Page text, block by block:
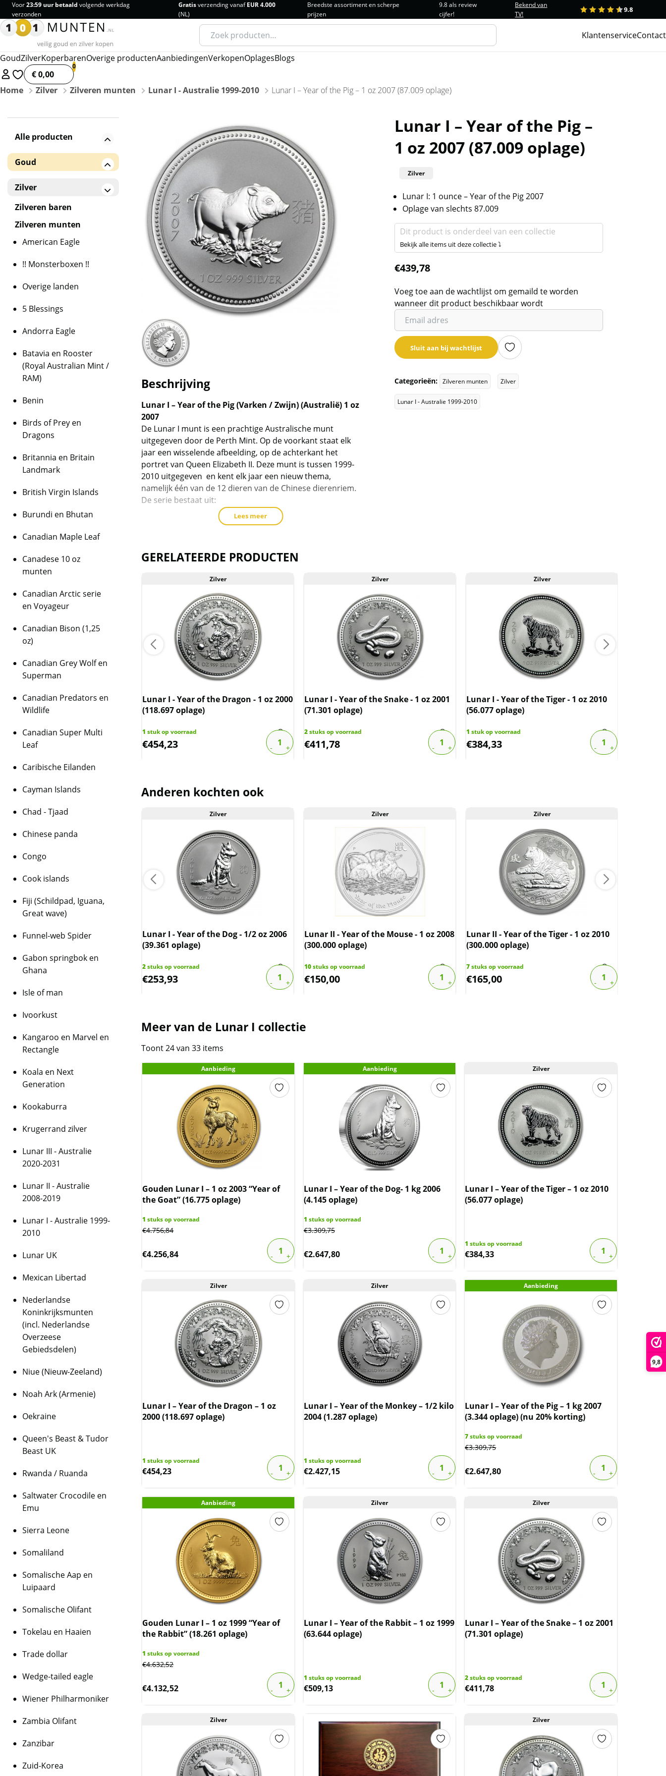
9,8
Voor23:59 uur betaald volgende werkdag
verzonden
Gratisverzending vanafEUR 4.000
(NL)
Breedste assortiment en scherpe
prijzen
9.8 als review
cijfer!
Bekend van
TV!
1 2 3 4 5 9.8
Zoeken
naar:
KlantenserviceContact
GoudZilverKoperbarenOverige productenAanbiedingenVerkopenOplagesBlogs
€ 0,00
Home
Zilver Zilveren munten Lunar I - Australie 1999-2010 Lunar I – Year of the Pig – 1 oz 2007 (87.009 oplage)
Beschrijving
Lunar I – Year of the Pig (Varken / Zwijn) (Australië) 1 oz
2007
De Lunar I munt is een prachtige Australische munt
uitgegeven door de Perth Mint. Op de voorkant staat elk
jaar een wisselende afbeelding, op de achterkant het
portret van Queen Elizabeth II. Deze munt is tussen 1999-
2010 uitgegeven en kent elk jaar een nieuw thema,
namelijk één van de 12 dieren van de Chinese dierenriem.
De serie bestaat uit:
1999: Konijn – oplage van 63.644
2002: Paard – oplage van 99.632
2004: Aap – oplage van 105.680
2005: Haan – oplage van 92.691
2006: Hond – oplage van 98.825
2007: Zwijn – oplage van 87.009
2008: Muis – oplage van 59.623
2009: Os – oplage van 52.267
2010: Tijger – oplage van 56.077
Naast de Lunar I serie, is er ook de Lunar II serie. Deze
wordt vanaf 2008 uitgegeven. De 1 oz Lunar II munten
worden uitgegeven in een jaarlijkse oplage van 300.000.
Levering
Kwaliteit
Doordat de munten in een originele muntcapsule worden
Dit product wordt onder de margeregel verhandeld. Dit
behalen op dit product. De btw mag hierdoor door ons
niet op de factuur vermeld worden. De prijs op de website
is inclusief btw.
Lees meer
Lunar I – Year of the Pig –
1 oz 2007 (87.009 oplage)
Zilver
Lunar I: 1 ounce – Year of the Pig 2007
Oplage van slechts 87.009
Dit product is onderdeel van een collectie
Bekijk alle items uit deze collectie ⤵
€439,78
Voeg toe aan de wachtlijst om gemaild te worden
wanneer dit product beschikbaar wordt
Vul
je
email
adres
om
wachtlijst
Sluit aan bij wachtlijst
Categorieën: Zilveren munten Zilver
Lunar I - Australie 1999-2010
GERELATEERDE PRODUCTEN
I - Year of the Dragon - 1/2 oz
oplage)
voorraad
Zilver
Lunar I - Year of the Dragon - 1 oz 2000
(118.697 oplage)
1 stuk op voorraad
€454,23
Zilver
Lunar I - Year of the Snake - 1 oz 2001
(71.301 oplage)
2stuks op voorraad
€411,78
Zilver
Lunar I - Year of the Tiger - 1 oz 2010
(56.077 oplage)
1 stuk op voorraad
€384,33
Anderen kochten ook
Zilver
II - Year of the Dragon - 1 oz
voorraad
Zilver
Lunar I - Year of the Dog - 1/2 oz 2006
(39.361 oplage)
2stuks op voorraad
€253,93
Zilver
Lunar II - Year of the Mouse - 1 oz 2008
(300.000 oplage)
10stuks op voorraad
€150,00
Zilver
Lunar II - Year of the Tiger - 1 oz 2010
(300.000 oplage)
7stuks op voorraad
€165,00
Meer van de Lunar I collectie
Toont 24 van 33 items
Aanbieding
Gouden Lunar I – 1 oz 2003 “Year of
the Goat” (16.775 oplage)
1 stuks op voorraad
€4.756,84
€4.256,84
Aanbieding
Lunar I – Year of the Dog- 1 kg 2006
(4.145 oplage)
1 stuks op voorraad
€3.309,75
€2.647,80
Zilver
Lunar I – Year of the Tiger – 1 oz 2010
(56.077 oplage)
1 stuks op voorraad
€384,33
Zilver
Lunar I – Year of the Dragon – 1 oz
2000 (118.697 oplage)
1 stuks op voorraad
€454,23
Zilver
Lunar I – Year of the Monkey – 1/2 kilo
2004 (1.287 oplage)
1 stuks op voorraad
€2.427,15
Aanbieding
Lunar I – Year of the Pig – 1 kg 2007
(3.344 oplage) (nu 20% korting)
7stuks op voorraad
€3.309,75
€2.647,80
Aanbieding
Gouden Lunar I – 1 oz 1999 “Year of
the Rabbit” (18.261 oplage)
1 stuks op voorraad
€4.632,52
€4.132,52
Zilver
Lunar I – Year of the Rabbit – 1 oz 1999
(63.644 oplage)
1 stuks op voorraad
€509,13
Zilver
Lunar I – Year of the Snake – 1 oz 2001
(71.301 oplage)
2stuks op voorraad
€411,78
Zilver Zilver
Alle producten
Goud
Gouden baren
Zilver
Zilveren baren
Zilveren munten
American Eagle
!! Monsterboxen !!
Overige landen
5 Blessings
Andorra Eagle
Batavia en Rooster
(Royal Australian Mint /
RAM)
Benin
Birds of Prey en
Dragons
Britannia en Britain
Landmark
British Virgin Islands
Burundi en Bhutan
Canadian Maple Leaf
Canadese 10 oz
munten
Canadian Arctic serie
en Voyageur
Canadian Bison (1,25
oz)
Canadian Grey Wolf en
Superman
Canadian Predators en
Wildlife
Canadian Super Multi
Leaf
Caribische Eilanden
Cayman Islands
Chad - Tjaad
Chinese panda
Congo
Cook islands
Fiji (Schildpad, Iguana,
Great wave)
Funnel-web Spider
Gabon springbok en
Ghana
Isle of man
Ivoorkust
Kangaroo en Marvel en
Rectangle
Koala en Next
Generation
Kookaburra
Krugerrand zilver
Lunar III - Australie
2020-2031
Lunar II - Australie
2008-2019
Lunar I - Australie 1999-
2010
Lunar UK
Mexican Libertad
Nederlandse
Koninkrijksmunten
(incl. Nederlandse
Overzeese
Gebiedsdelen)
Niue (Nieuw-Zeeland)
Noah Ark (Armenie)
Oekraine
Queen's Beast & Tudor
Beast UK
Rwanda / Ruanda
Saltwater Crocodile en
Emu
Sierra Leone
Somaliland
Somalische Aap en
Luipaard
Somalische Olifant
Tokelau en Haaien
Trade dollar
Wedge-tailed eagle
Wiener Philharmoniker
Zambia Olifant
Zanzibar
Zuid-Korea